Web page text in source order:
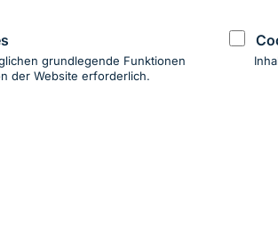
grundlegende Funktionen
der Website erforderlich.